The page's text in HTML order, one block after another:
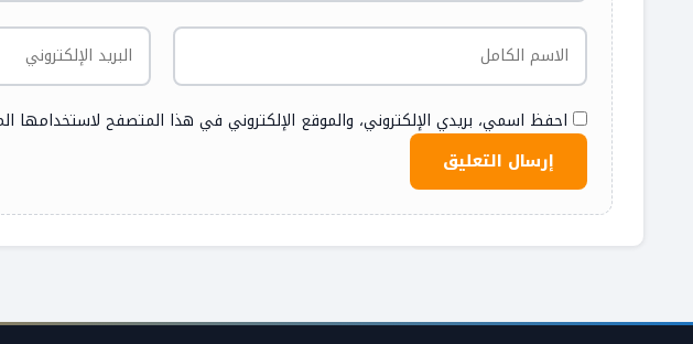
احفظ اسمي، بريدي الإلكتروني، والموقع الإلكتروني في هذا المتصفح لاستخدامها